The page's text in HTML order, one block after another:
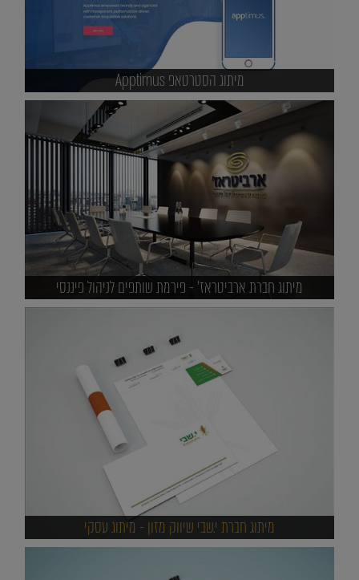
מיתוג הסטרטאפ Apptimus
מיתוג חברת ארביטראז' - פירמת שותפים לניהול פיננסי
מיתוג חברת י.שבי שיווק מזון - מיתוג עסקי